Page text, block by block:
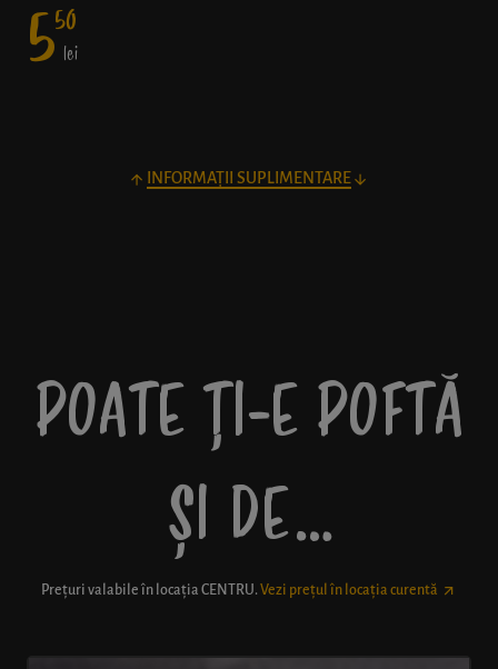
550
lei
INFORMAȚII SUPLIMENTARE
POATE ȚI-E POFTĂ
ȘI DE…
Prețuri valabile în locația CENTRU. Vezi prețul în locația curentă